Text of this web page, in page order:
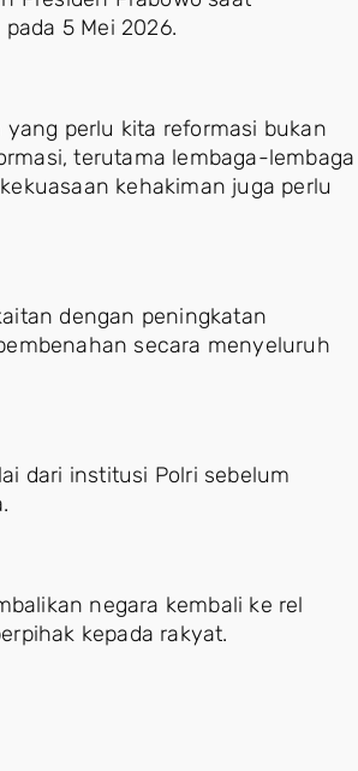
5 Mei 2026.
yang perlu kita reformasi bukan
terutama lembaga-lembaga
kehakiman juga perlu
dengan peningkatan
secara menyeluruh
dari institusi Polri sebelum
negara kembali ke rel
kepada rakyat.